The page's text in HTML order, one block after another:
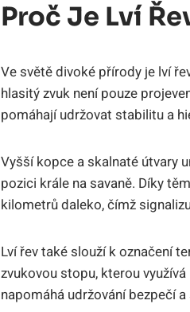
Proč Je Lví
Ve světě divoké přírody je lví
hlasitý zvuk není pouze
pomáhají udržovat stabilitu a
Vyšší kopce a skalnaté útvary
pozici krále na savaně. Díky
kilometrů daleko, čímž
Lví řev také slouží k označení
zvukovou stopu, kterou
napomáhá udržování bezpečí